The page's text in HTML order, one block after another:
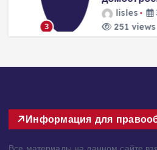
lisles
30
251 views
Информация для